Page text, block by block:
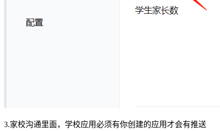
3.家校沟通里面，学校应用必须有你创建的应用才会有推送